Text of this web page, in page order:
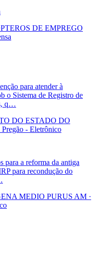
DE EMPREGO
para atender à
o Sistema de Registro de
q…
DO ESTADO DO
Pregão - Eletrônico
para a reforma da antiga
para recondução do
MEDIO PURUS AM ·